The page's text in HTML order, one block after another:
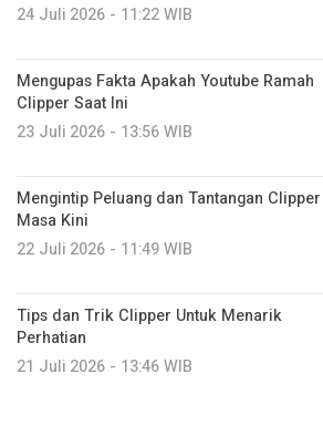
24 Juli 2026 - 11:22 WIB
Mengupas Fakta Apakah Youtube Ramah
Clipper Saat Ini
23 Juli 2026 - 13:56 WIB
Mengintip Peluang dan Tantangan Clipper
Masa Kini
22 Juli 2026 - 11:49 WIB
Tips dan Trik Clipper Untuk Menarik
Perhatian
21 Juli 2026 - 13:46 WIB